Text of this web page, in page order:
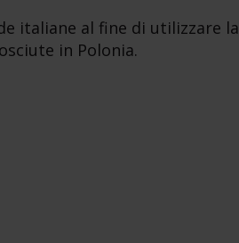
italiane al fine di utilizzare la
in Polonia.